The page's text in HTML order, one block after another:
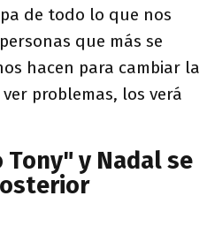
de todo lo que nos
que más se
hacen para cambiar la
problemas, los verá
y Nadal se